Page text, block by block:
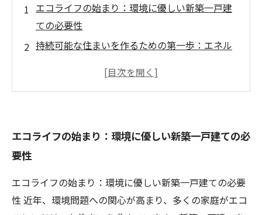
エコライフの始まり：環境に優しい新築一戸建
ての必要性
持続可能な住まいを作るための第一歩：エネル
使用する材料が未来を変える：エコフレンドリ
づくり
成功事例から学ぶ：理想的なエコハウスの実現
に向けて
エコライフの始まり：環境に優しい新築一戸建ての必
要性
エコライフの始まり：環境に優しい新築一戸建ての必要
性 近年、環境問題への関心が高まり、多くの家庭がエコ